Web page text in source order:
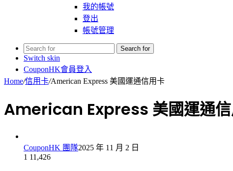
我的帳號
登出
帳號管理
Search for
Switch skin
CouponHK會員登入
Home/信用卡/American Express 美國運通信用卡
American Express 美國運通
CouponHK 團隊2025 年 11 月 2 日
1 11,426